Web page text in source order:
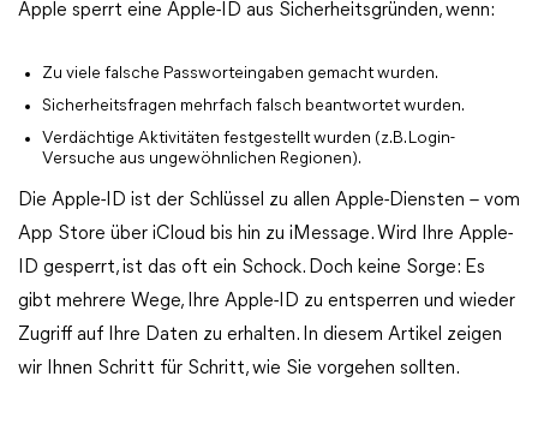
Apple sperrt eine Apple-ID aus Sicherheitsgründen, wenn:
Zu viele falsche Passworteingaben gemacht wurden.
Sicherheitsfragen mehrfach falsch beantwortet wurden.
Verdächtige Aktivitäten festgestellt wurden (z. B. Login-
Versuche aus ungewöhnlichen Regionen).
Die Apple-ID ist der Schlüssel zu allen Apple-Diensten – vom
App Store über iCloud bis hin zu iMessage. Wird Ihre Apple-
ID gesperrt, ist das oft ein Schock. Doch keine Sorge: Es
gibt mehrere Wege, Ihre Apple-ID zu entsperren und wieder
Zugriff auf Ihre Daten zu erhalten. In diesem Artikel zeigen
wir Ihnen Schritt für Schritt, wie Sie vorgehen sollten.